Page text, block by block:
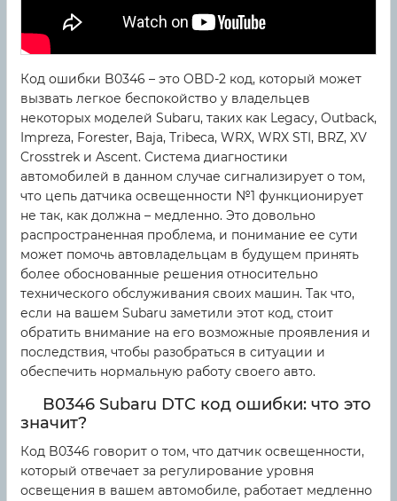
Код ошибки B0346 – это OBD-2 код, который может
вызвать легкое беспокойство у владельцев
некоторых моделей Subaru, таких как Legacy, Outback,
Impreza, Forester, Baja, Tribeca, WRX, WRX STI, BRZ, XV
Crosstrek и Ascent. Система диагностики
автомобилей в данном случае сигнализирует о том,
что цепь датчика освещенности №1 функционирует
не так, как должна – медленно. Это довольно
распространенная проблема, и понимание ее сути
может помочь автовладельцам в будущем принять
более обоснованные решения относительно
технического обслуживания своих машин. Так что,
если на вашем Subaru заметили этот код, стоит
обратить внимание на его возможные проявления и
последствия, чтобы разобраться в ситуации и
обеспечить нормальную работу своего авто.
B0346 Subaru DTC код ошибки: что это
значит?
Код B0346 говорит о том, что датчик освещенности,
который отвечает за регулирование уровня
освещения в вашем автомобиле, работает медленно